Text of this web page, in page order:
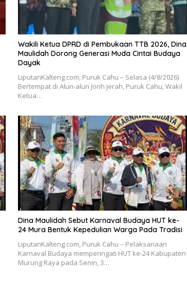
Wakili Ketua DPRD di Pembukaan TTB 2026, Dina
Maulidah Dorong Generasi Muda Cintai Budaya
Dayak
LiputanKalteng.com, Puruk Cahu – Selasa (4/8/2026)
Bertempat di Alun-alun Jorih Jerah, Puruk Cahu, Wakil
Ketua…
Dina Maulidah Sebut Karnaval Budaya HUT ke-
24 Mura Bentuk Kepedulian Warga Pada Tradisi
LiputanKalteng.com, Puruk Cahu – Pelaksanaan
Karnaval Budaya memperingati HUT ke-24 Kabupaten
Murung Raya pada Senin, 3…